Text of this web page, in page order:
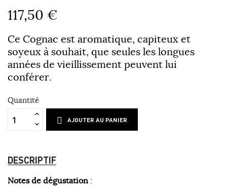
117,50 €
Ce Cognac est aromatique, capiteux et
soyeux à souhait, que seules les longues
années de vieillissement peuvent lui
conférer.
Quantité
AJOUTER AU PANIER
DESCRIPTIF
Notes de dégustation :